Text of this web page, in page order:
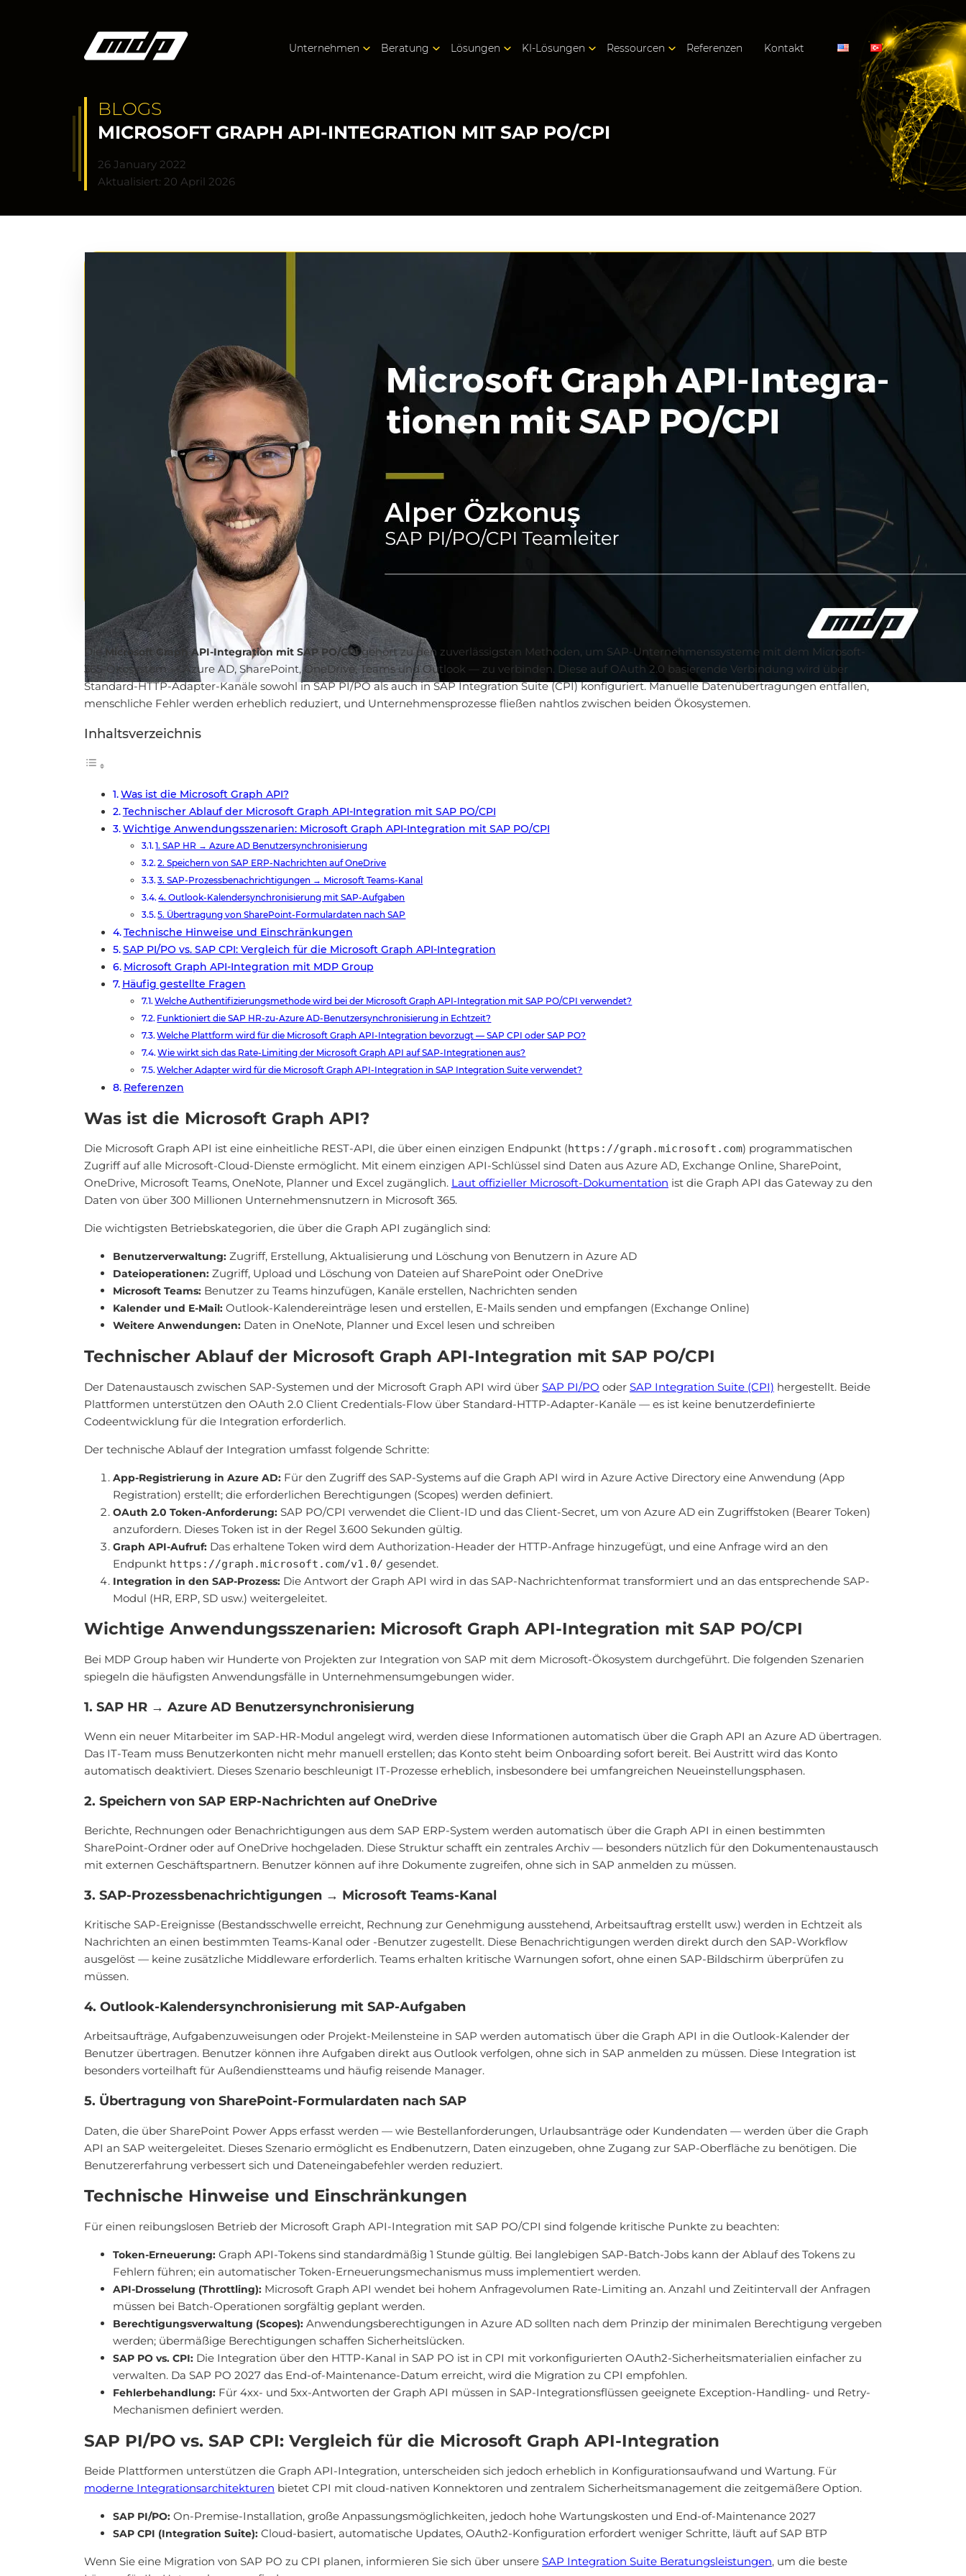
Unternehmen Beratung Lösungen KI-Lösungen Ressourcen Referenzen Kontakt
BLOGS
MICROSOFT GRAPH API-INTEGRATION MIT SAP PO/CPI
26 January 2022
Aktualisiert: 20 April 2026
DieMicrosoft Graph API-Integration mit SAP PO/CPIgehört zu den zuverlässigsten Methoden, um SAP-Unternehmenssysteme mit dem Microsoft-
365-Ökosystem — Azure AD, SharePoint, OneDrive, Teams und Outlook — zu verbinden. Diese auf OAuth 2.0 basierende Verbindung wird über
Standard-HTTP-Adapter-Kanäle sowohl in SAP PI/PO als auch in SAP Integration Suite (CPI) konfiguriert. Manuelle Datenübertragungen entfallen,
menschliche Fehler werden erheblich reduziert, und Unternehmensprozesse fließen nahtlos zwischen beiden Ökosystemen.
Inhaltsverzeichnis
Was ist die Microsoft Graph API?
Technischer Ablauf der Microsoft Graph API-Integration mit SAP PO/CPI
Wichtige Anwendungsszenarien: Microsoft Graph API-Integration mit SAP PO/CPI
1. SAP HR → Azure AD Benutzersynchronisierung
2. Speichern von SAP ERP-Nachrichten auf OneDrive
3. SAP-Prozessbenachrichtigungen → Microsoft Teams-Kanal
4. Outlook-Kalendersynchronisierung mit SAP-Aufgaben
5. Übertragung von SharePoint-Formulardaten nach SAP
Technische Hinweise und Einschränkungen
SAP PI/PO vs. SAP CPI: Vergleich für die Microsoft Graph API-Integration
Microsoft Graph API-Integration mit MDP Group
Häufig gestellte Fragen
Welche Authentifizierungsmethode wird bei der Microsoft Graph API-Integration mit SAP PO/CPI verwendet?
Funktioniert die SAP HR-zu-Azure AD-Benutzersynchronisierung in Echtzeit?
Welche Plattform wird für die Microsoft Graph API-Integration bevorzugt — SAP CPI oder SAP PO?
Wie wirkt sich das Rate-Limiting der Microsoft Graph API auf SAP-Integrationen aus?
Welcher Adapter wird für die Microsoft Graph API-Integration in SAP Integration Suite verwendet?
Referenzen
Was ist die Microsoft Graph API?
Die Microsoft Graph API ist eine einheitliche REST-API, die über einen einzigen Endpunkt (https://graph.microsoft.com) programmatischen
Zugriff auf alle Microsoft-Cloud-Dienste ermöglicht. Mit einem einzigen API-Schlüssel sind Daten aus Azure AD, Exchange Online, SharePoint,
OneDrive, Microsoft Teams, OneNote, Planner und Excel zugänglich. Laut offizieller Microsoft-Dokumentation ist die Graph API das Gateway zu den
Daten von über 300 Millionen Unternehmensnutzern in Microsoft 365.
Die wichtigsten Betriebskategorien, die über die Graph API zugänglich sind:
Benutzerverwaltung: Zugriff, Erstellung, Aktualisierung und Löschung von Benutzern in Azure AD
Dateioperationen: Zugriff, Upload und Löschung von Dateien auf SharePoint oder OneDrive
Microsoft Teams: Benutzer zu Teams hinzufügen, Kanäle erstellen, Nachrichten senden
Kalender und E-Mail: Outlook-Kalendereinträge lesen und erstellen, E-Mails senden und empfangen (Exchange Online)
Weitere Anwendungen: Daten in OneNote, Planner und Excel lesen und schreiben
Technischer Ablauf der Microsoft Graph API-Integration mit SAP PO/CPI
Der Datenaustausch zwischen SAP-Systemen und der Microsoft Graph API wird über SAP PI/PO oder SAP Integration Suite (CPI) hergestellt. Beide
Plattformen unterstützen den OAuth 2.0 Client Credentials-Flow über Standard-HTTP-Adapter-Kanäle — es ist keine benutzerdefinierte
Codeentwicklung für die Integration erforderlich.
Der technische Ablauf der Integration umfasst folgende Schritte:
App-Registrierung in Azure AD: Für den Zugriff des SAP-Systems auf die Graph API wird in Azure Active Directory eine Anwendung (App
Registration) erstellt; die erforderlichen Berechtigungen (Scopes) werden definiert.
OAuth 2.0 Token-Anforderung: SAP PO/CPI verwendet die Client-ID und das Client-Secret, um von Azure AD ein Zugriffstoken (Bearer Token)
anzufordern. Dieses Token ist in der Regel 3.600 Sekunden gültig.
Graph API-Aufruf: Das erhaltene Token wird dem Authorization-Header der HTTP-Anfrage hinzugefügt, und eine Anfrage wird an den
Endpunkt https://graph.microsoft.com/v1.0/ gesendet.
Integration in den SAP-Prozess: Die Antwort der Graph API wird in das SAP-Nachrichtenformat transformiert und an das entsprechende SAP-
Modul (HR, ERP, SD usw.) weitergeleitet.
Wichtige Anwendungsszenarien: Microsoft Graph API-Integration mit SAP PO/CPI
Bei MDP Group haben wir Hunderte von Projekten zur Integration von SAP mit dem Microsoft-Ökosystem durchgeführt. Die folgenden Szenarien
spiegeln die häufigsten Anwendungsfälle in Unternehmensumgebungen wider.
1. SAP HR → Azure AD Benutzersynchronisierung
Wenn ein neuer Mitarbeiter im SAP-HR-Modul angelegt wird, werden diese Informationen automatisch über die Graph API an Azure AD übertragen.
Das IT-Team muss Benutzerkonten nicht mehr manuell erstellen; das Konto steht beim Onboarding sofort bereit. Bei Austritt wird das Konto
automatisch deaktiviert. Dieses Szenario beschleunigt IT-Prozesse erheblich, insbesondere bei umfangreichen Neueinstellungsphasen.
2. Speichern von SAP ERP-Nachrichten auf OneDrive
Berichte, Rechnungen oder Benachrichtigungen aus dem SAP ERP-System werden automatisch über die Graph API in einen bestimmten
SharePoint-Ordner oder auf OneDrive hochgeladen. Diese Struktur schafft ein zentrales Archiv — besonders nützlich für den Dokumentenaustausch
mit externen Geschäftspartnern. Benutzer können auf ihre Dokumente zugreifen, ohne sich in SAP anmelden zu müssen.
3. SAP-Prozessbenachrichtigungen → Microsoft Teams-Kanal
Kritische SAP-Ereignisse (Bestandsschwelle erreicht, Rechnung zur Genehmigung ausstehend, Arbeitsauftrag erstellt usw.) werden in Echtzeit als
Nachrichten an einen bestimmten Teams-Kanal oder -Benutzer zugestellt. Diese Benachrichtigungen werden direkt durch den SAP-Workflow
ausgelöst — keine zusätzliche Middleware erforderlich. Teams erhalten kritische Warnungen sofort, ohne einen SAP-Bildschirm überprüfen zu
müssen.
4. Outlook-Kalendersynchronisierung mit SAP-Aufgaben
Arbeitsaufträge, Aufgabenzuweisungen oder Projekt-Meilensteine in SAP werden automatisch über die Graph API in die Outlook-Kalender der
Benutzer übertragen. Benutzer können ihre Aufgaben direkt aus Outlook verfolgen, ohne sich in SAP anmelden zu müssen. Diese Integration ist
besonders vorteilhaft für Außendienstteams und häufig reisende Manager.
5. Übertragung von SharePoint-Formulardaten nach SAP
Daten, die über SharePoint Power Apps erfasst werden — wie Bestellanforderungen, Urlaubsanträge oder Kundendaten — werden über die Graph
API an SAP weitergeleitet. Dieses Szenario ermöglicht es Endbenutzern, Daten einzugeben, ohne Zugang zur SAP-Oberfläche zu benötigen. Die
Benutzererfahrung verbessert sich und Dateneingabefehler werden reduziert.
Technische Hinweise und Einschränkungen
Für einen reibungslosen Betrieb der Microsoft Graph API-Integration mit SAP PO/CPI sind folgende kritische Punkte zu beachten:
Token-Erneuerung: Graph API-Tokens sind standardmäßig 1 Stunde gültig. Bei langlebigen SAP-Batch-Jobs kann der Ablauf des Tokens zu
Fehlern führen; ein automatischer Token-Erneuerungsmechanismus muss implementiert werden.
API-Drosselung (Throttling): Microsoft Graph API wendet bei hohem Anfragevolumen Rate-Limiting an. Anzahl und Zeitintervall der Anfragen
müssen bei Batch-Operationen sorgfältig geplant werden.
Berechtigungsverwaltung (Scopes): Anwendungsberechtigungen in Azure AD sollten nach dem Prinzip der minimalen Berechtigung vergeben
werden; übermäßige Berechtigungen schaffen Sicherheitslücken.
SAP PO vs. CPI: Die Integration über den HTTP-Kanal in SAP PO ist in CPI mit vorkonfigurierten OAuth2-Sicherheitsmaterialien einfacher zu
verwalten. Da SAP PO 2027 das End-of-Maintenance-Datum erreicht, wird die Migration zu CPI empfohlen.
Fehlerbehandlung: Für 4xx- und 5xx-Antworten der Graph API müssen in SAP-Integrationsflüssen geeignete Exception-Handling- und Retry-
Mechanismen definiert werden.
SAP PI/PO vs. SAP CPI: Vergleich für die Microsoft Graph API-Integration
Beide Plattformen unterstützen die Graph API-Integration, unterscheiden sich jedoch erheblich in Konfigurationsaufwand und Wartung. Für
moderne Integrationsarchitekturen bietet CPI mit cloud-nativen Konnektoren und zentralem Sicherheitsmanagement die zeitgemäßere Option.
SAP PI/PO: On-Premise-Installation, große Anpassungsmöglichkeiten, jedoch hohe Wartungskosten und End-of-Maintenance 2027
SAP CPI (Integration Suite): Cloud-basiert, automatische Updates, OAuth2-Konfiguration erfordert weniger Schritte, läuft auf SAP BTP
Wenn Sie eine Migration von SAP PO zu CPI planen, informieren Sie sich über unsere SAP Integration Suite Beratungsleistungen, um die beste